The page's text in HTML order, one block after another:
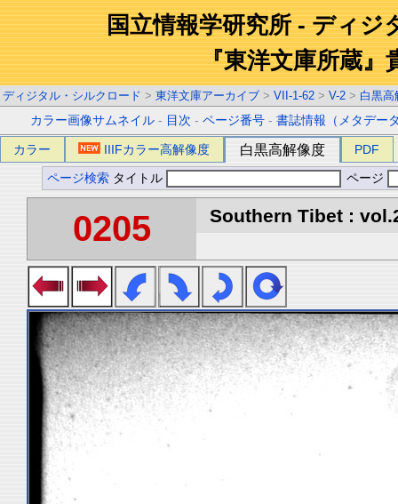
国立情報学研究所 - ディジ
『東洋文庫所蔵』
ディジタル・シルクロード > 東洋文庫アーカイブ > VII-1-62 > V-2 > 白黒高
カラー画像サムネイル - 目次 -ページ番号 -書誌情報（メタデー
カラー IIIFカラー高解像度 白黒高解像度 PDF
ページ検索 タイトル ページ
0205 Southern Tibet :